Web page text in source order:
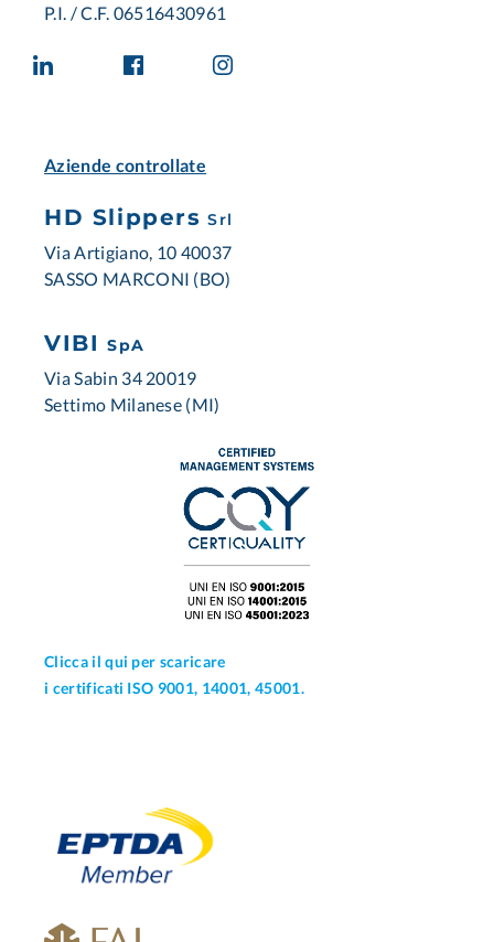
P.I. / C.F. 06516430961
Aziende controllate
HD Slippers Srl
Via Artigiano, 10 40037
SASSO MARCONI (BO)
VIBI SpA
Via Sabin 34 20019
Settimo Milanese (MI)
Clicca il qui per scaricare
i certificati ISO 9001, 14001, 45001.